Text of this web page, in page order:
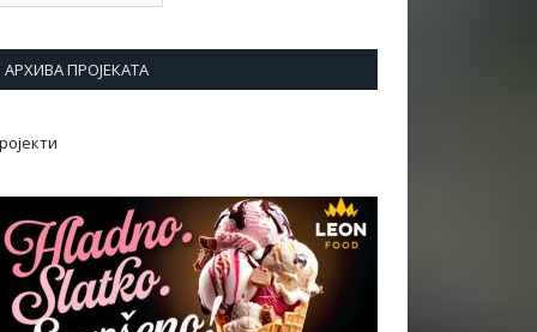
АРХИВА ПРОЈЕКАТА